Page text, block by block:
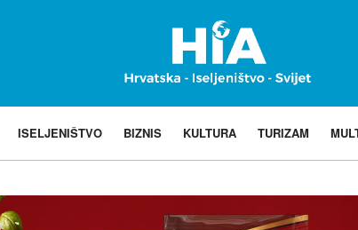
ISELJENIŠTVO BIZNIS KULTURA TURIZAM